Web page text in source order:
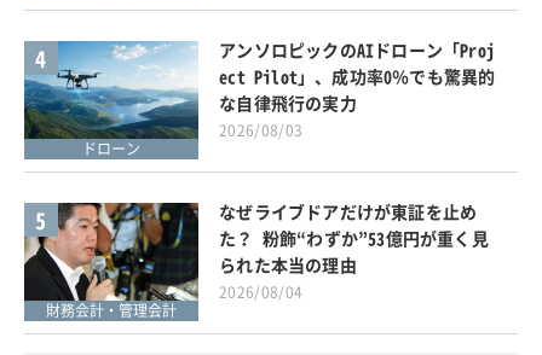
4
ドローン
アンソロピックのAIドローン「Proj
ect Pilot」、成功率0％でも驚異的
な自律飛行の実力
2026/08/03
5
財務会計・管理会計
なぜライブドアだけが東証を止め
た？ 粉飾“わずか”53億円が重く見
られた本当の理由
2026/08/04